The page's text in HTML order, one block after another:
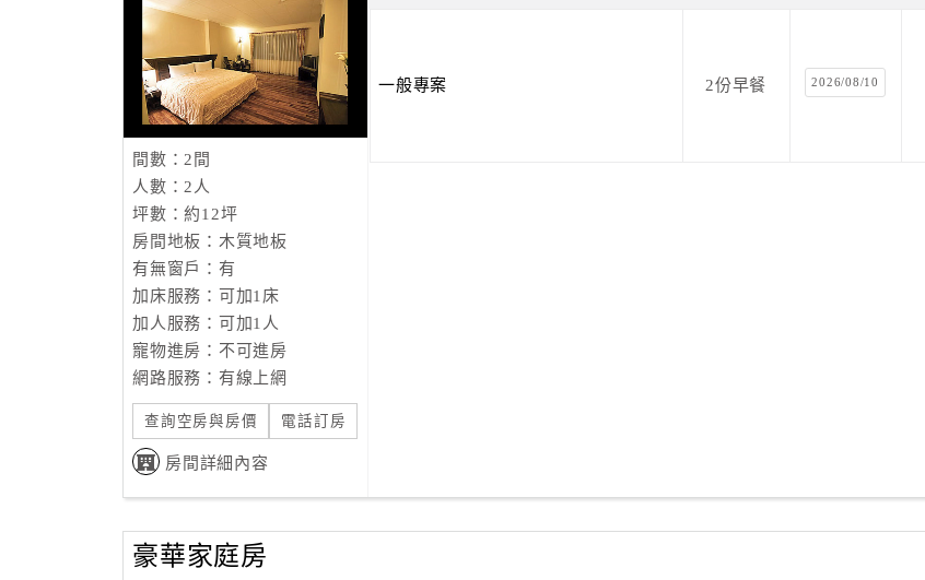
間數：2間
人數：2人
坪數：約12坪
房間地板：木質地板
有無窗戶：有
加床服務：可加1床
加人服務：可加1人
寵物進房：不可進房
網路服務：有線上網
查詢空房與房價 電話訂房
房間詳細內容
一般專案 2份早餐 2026/08/10
豪華家庭房